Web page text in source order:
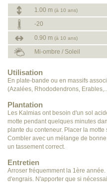
1.00 m (à 10 ans)
-20
0.90 m (à 10 ans)
Mi-ombre / Soleil
Utilisation
En plate-bande ou en massifs
(Azalées, Rhododendrons,
Plantation
Les Kalmias ont besoin d'un sol
motte pendant quelques minutes
plante du conteneur. Placer la
Combler avec un mélange de
un tassement correct.
Entretien
Arroser fréquemment la 1ère
d'engrais. N'apporter que si